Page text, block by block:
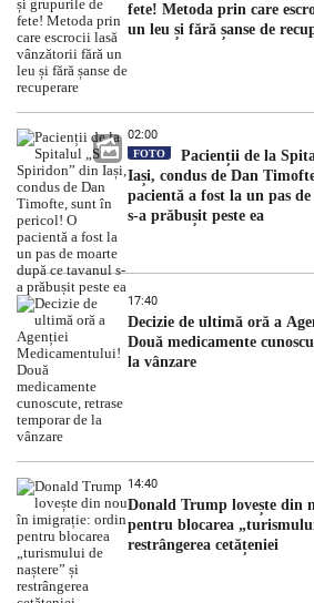
fete! Metoda prin care
un leu și fără șanse de
02:00
FOTO
Pacienții de la
Iași, condus de Dan
pacientă a fost la un pas
s-a prăbușit peste ea
17:40
Decizie de ultimă oră a
Două medicamente
la vânzare
14:40
Donald Trump lovește din
pentru blocarea
restrângerea cetățeniei